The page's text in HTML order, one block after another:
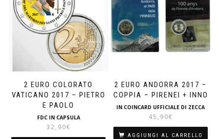
2 EURO COLORATO
VATICANO 2017 – PIETRO
E PAOLO
FDC IN CAPSULA
32,90€
2 EURO ANDORRA 2017 –
COPPIA – PIRENEI + INNO
IN COINCARD UFFICIALE DI ZECCA
45,90€
AGGIUNGI AL CARRELLO